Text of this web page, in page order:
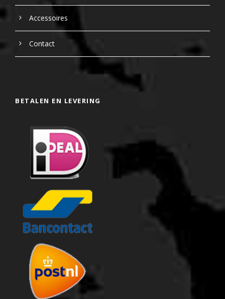
Accessoires
Contact
BETALEN EN LEVERING